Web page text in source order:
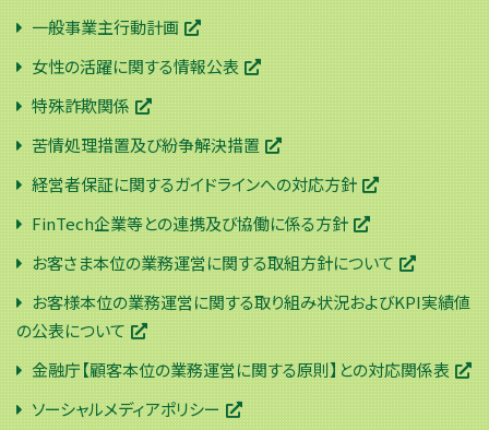
一般事業主行動計画
女性の活躍に関する情報公表
特殊詐欺関係
苦情処理措置及び紛争解決措置
経営者保証に関するガイドラインへの対応方針
FinTech企業等との連携及び協働に係る方針
お客さま本位の業務運営に関する取組方針について
お客様本位の業務運営に関する取り組み状況およびKPI実績値
の公表について
金融庁【顧客本位の業務運営に関する原則】との対応関係表
ソーシャルメディアポリシー